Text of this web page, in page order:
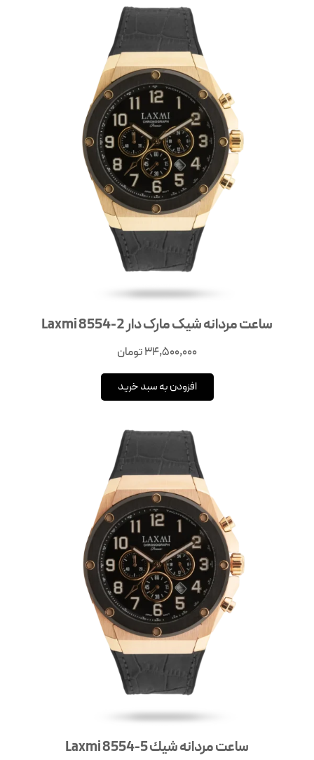
ساعت مردانه شیک مارک دار Laxmi 8554-2
34,500,000تومان
افزودن به سبد خرید
ساعت مردانه شيك Laxmi 8554-5